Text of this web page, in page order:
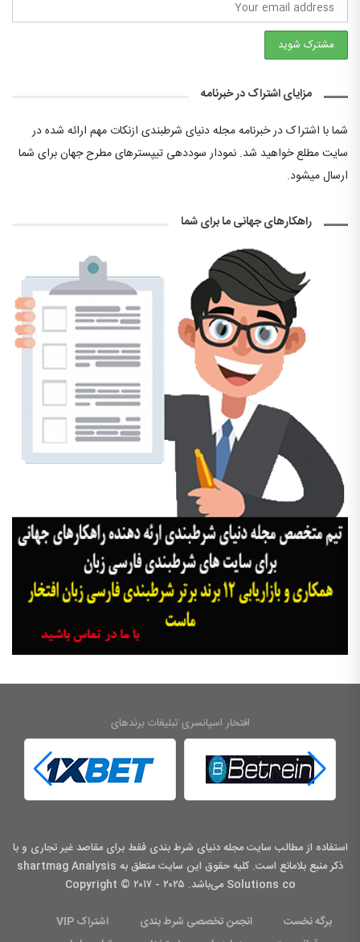
مزایای اشتراک در خبرنامه
شما با اشتراک در خبرنامه مجله دنیای شرطبندی ازنکات مهم ارائه شده در
سایت مطلع خواهید شد. نمودار سوددهی تیپسترهای مطرح جهان برای شما
ارسال میشود.
راهکارهای جهانی ما برای شما
افتخار اسپانسری تبلیغات برندهای
استفاده از مطالب سایت مجله دنیای شرط بندی فقط برای مقاصد غیر تجاری و با
ذکر منبع بلامانع است. کليه حقوق اين سايت متعلق به shartmag Analysis
Solutions co می‌باشد. Copyright © ۲۰۱۷ - ۲۰۲۵
برگه نخست انجمن تخصصی شرط بندی
اشتراک VIP